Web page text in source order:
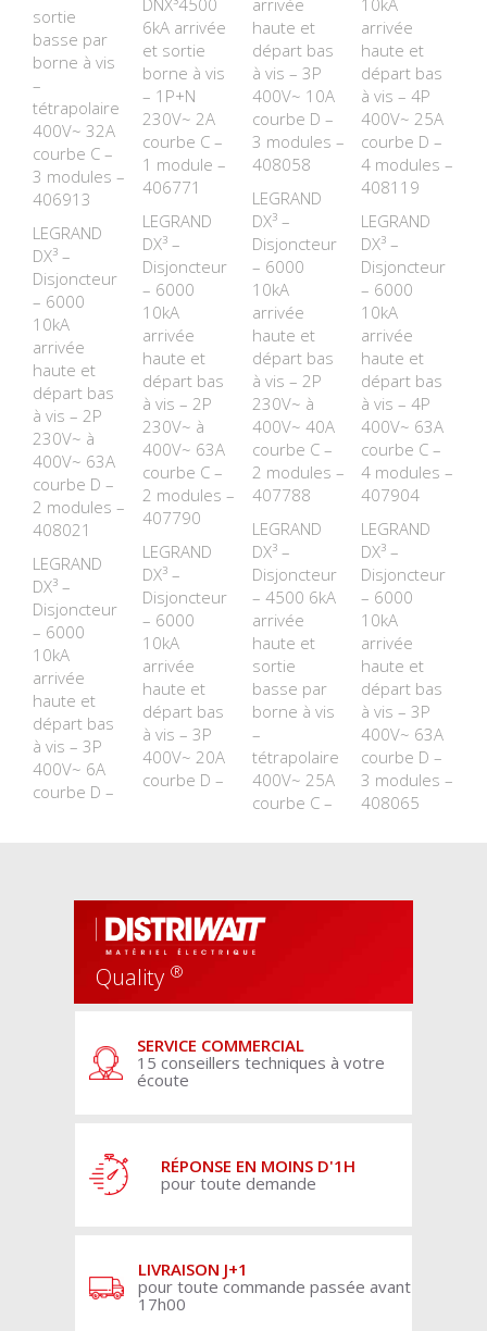
sortie
basse par
borne à vis
–
tétrapolaire
400V~ 32A
courbe C –
3 modules –
406913
LEGRAND
DX³ –
Disjoncteur
– 6000
10kA
arrivée
haute et
départ bas
à vis – 2P
230V~ à
400V~ 63A
courbe D –
2 modules –
408021
LEGRAND
DX³ –
Disjoncteur
– 6000
10kA
arrivée
haute et
départ bas
à vis – 3P
400V~ 6A
courbe D –
DNX³4500
6kA arrivée
et sortie
borne à vis
– 1P+N
230V~ 2A
courbe C –
1 module –
406771
LEGRAND
DX³ –
Disjoncteur
– 6000
10kA
arrivée
haute et
départ bas
à vis – 2P
230V~ à
400V~ 63A
courbe C –
2 modules –
407790
LEGRAND
DX³ –
Disjoncteur
– 6000
10kA
arrivée
haute et
départ bas
à vis – 3P
400V~ 20A
courbe D –
arrivée
haute et
départ bas
à vis – 3P
400V~ 10A
courbe D –
3 modules –
408058
LEGRAND
DX³ –
Disjoncteur
– 6000
10kA
arrivée
haute et
départ bas
à vis – 2P
230V~ à
400V~ 40A
courbe C –
2 modules –
407788
LEGRAND
DX³ –
Disjoncteur
– 4500 6kA
arrivée
haute et
sortie
basse par
borne à vis
–
tétrapolaire
400V~ 25A
courbe C –
10kA
arrivée
haute et
départ bas
à vis – 4P
400V~ 25A
courbe D –
4 modules –
408119
LEGRAND
DX³ –
Disjoncteur
– 6000
10kA
arrivée
haute et
départ bas
à vis – 4P
400V~ 63A
courbe C –
4 modules –
407904
LEGRAND
DX³ –
Disjoncteur
– 6000
10kA
arrivée
haute et
départ bas
à vis – 3P
400V~ 63A
courbe D –
3 modules –
408065
Quality ®
SERVICE COMMERCIAL
15 conseillers techniques à votre
écoute
RÉPONSE EN MOINS D'1H
pour toute demande
LIVRAISON J+1
pour toute commande passée avant
17h00